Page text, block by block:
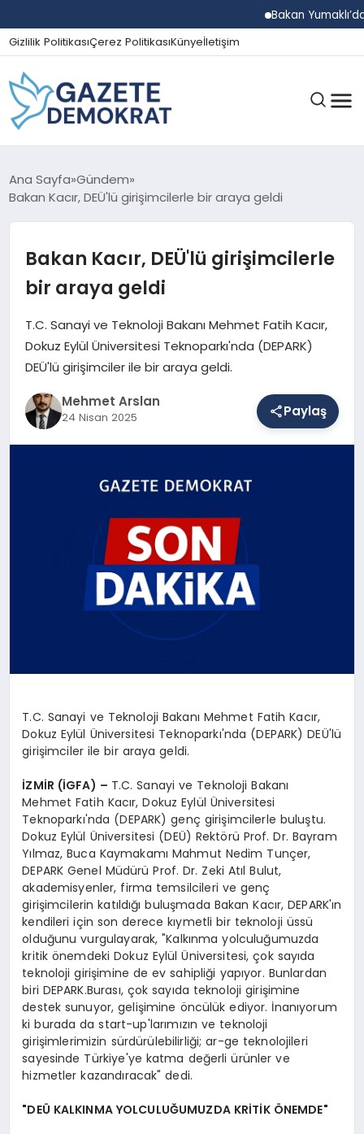
Bakan Yumaklı’dan
Gizlilik PolitikasıÇerez PolitikasıKünyeİletişim
GÜNDEM
SPOR
MAGAZIN
SAĞLIK
Ana Sayfa Gündem
Bakan Kacır, DEÜ'lü girişimcilerle bir araya geldi
Bakan Kacır, DEÜ'lü girişimcilerle
bir araya geldi
T.C. Sanayi ve Teknoloji Bakanı Mehmet Fatih Kacır,
Dokuz Eylül Üniversitesi Teknoparkı'nda (DEPARK)
DEÜ'lü girişimciler ile bir araya geldi.
Mehmet Arslan
24 Nisan 2025 Paylaş
T.C. Sanayi ve Teknoloji Bakanı Mehmet Fatih Kacır,
Dokuz Eylül Üniversitesi Teknoparkı'nda (DEPARK) DEÜ'lü
girişimciler ile bir araya geldi.
İZMİR (İGFA) – T.C. Sanayi ve Teknoloji Bakanı
Mehmet Fatih Kacır, Dokuz Eylül Üniversitesi
Teknoparkı'nda (DEPARK) genç girişimcilerle buluştu.
Dokuz Eylül Üniversitesi (DEÜ) Rektörü Prof. Dr. Bayram
Yılmaz, Buca Kaymakamı Mahmut Nedim Tunçer,
DEPARK Genel Müdürü Prof. Dr. Zeki Atıl Bulut,
akademisyenler, firma temsilcileri ve genç
girişimcilerin katıldığı buluşmada Bakan Kacır, DEPARK'ın
kendileri için son derece kıymetli bir teknoloji üssü
olduğunu vurgulayarak, "Kalkınma yolculuğumuzda
kritik önemdeki Dokuz Eylül Üniversitesi, çok sayıda
teknoloji girişimine de ev sahipliği yapıyor. Bunlardan
biri DEPARK.Burası, çok sayıda teknoloji girişimine
destek sunuyor, gelişimine öncülük ediyor. İnanıyorum
ki burada da start-up'larımızın ve teknoloji
girişimlerimizin sürdürülebilirliği; ar-ge teknolojileri
sayesinde Türkiye'ye katma değerli ürünler ve
hizmetler kazandıracak" dedi.
"DEÜ KALKINMA YOLCULUĞUMUZDA KRİTİK ÖNEMDE"